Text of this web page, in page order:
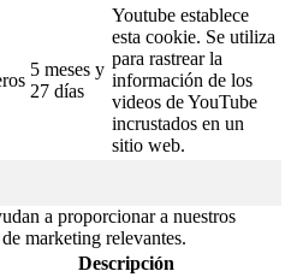
5 meses y
27 días
Youtube establece
esta cookie. Se utiliza
para rastrear la
información de los
videos de YouTube
incrustados en un
sitio web.
a proporcionar a nuestros
marketing relevantes.
Descripción